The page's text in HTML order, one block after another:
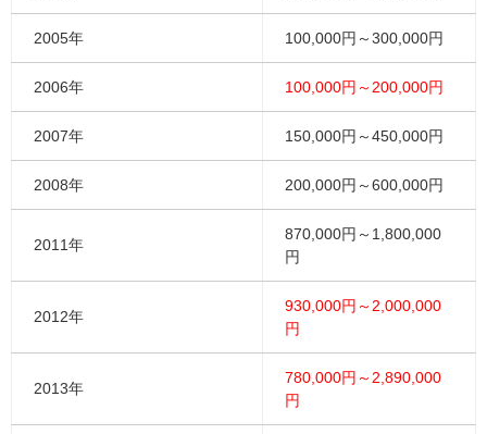
2005年 100,000円～300,000円
2006年 100,000円～200,000円
2007年 150,000円～450,000円
2008年 200,000円～600,000円
2011年
870,000円～1,800,000
円
2012年
930,000円～2,000,000
円
2013年
780,000円～2,890,000
円